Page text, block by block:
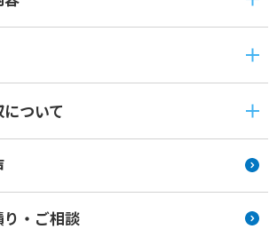
ついて
・ご相談